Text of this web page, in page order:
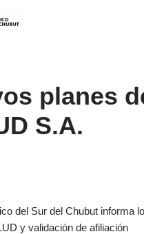
planes
S.A.
del Sur del Chubut informa
y validación de afiliación